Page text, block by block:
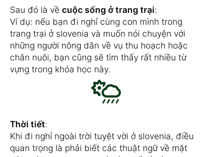
Sau đó là về cuộc sống ở trang trại:
Ví dụ: nếu bạn đi nghỉ cùng con mình trong
trang trại ở slovenia và muốn nói chuyện với
những người nông dân về vụ thu hoạch hoặc
chăn nuôi, bạn cũng sẽ tìm thấy rất nhiều từ
vựng trong khóa học này.
Thời tiết:
Khi đi nghỉ ngoài trời tuyệt vời ở slovenia, điều
quan trọng là phải biết các thuật ngữ về mặt